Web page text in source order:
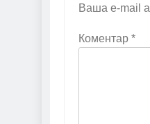
Ваша e-mail
Коментар *